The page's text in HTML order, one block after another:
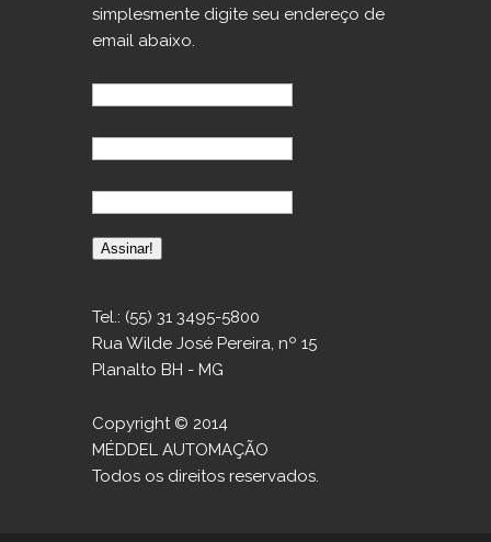
simplesmente digite seu endereço de
email abaixo.
Tel.: (55) 31 3495-5800
Rua Wilde José Pereira, nº 15
Planalto BH - MG
Copyright © 2014
MÉDDEL AUTOMAÇÃO
Todos os direitos reservados.